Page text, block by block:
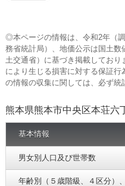
◎本ページの情報は、令和2年（
務省統計局）、地価公示は国土
土交通省）に基づき掲載してお
により生じる損害に対する保証
の情報の収集に関しては、必ず統
熊本県熊本市中央区本荘六
基本情報
男女別人口及び世帯数
年齢別（５歳階級、４区分）